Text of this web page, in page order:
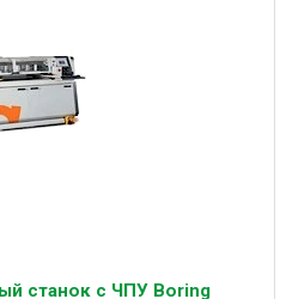
станок с ЧПУ Boring